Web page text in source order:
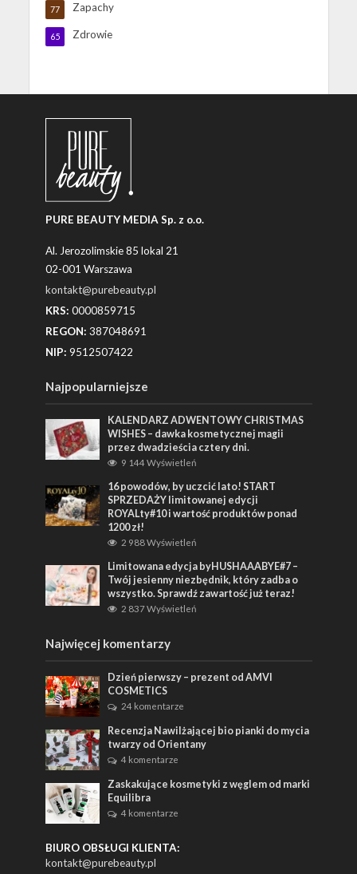
Zapachy
77
Zdrowie
65
PURE BEAUTY MEDIA Sp. z o.o.
Al. Jerozolimskie 85 lokal 21
02-001 Warszawa
kontakt@purebeauty.pl
KRS: 0000859715
REGON: 387048691
NIP: 9512507422
Najpopularniejsze
KALENDARZ ADWENTOWY CHRISTMAS
WISHES – dawka kosmetycznej magii
przez dwadzieścia cztery dni.
9 144 Wyświetleń
16 powodów, by uczcić lato! START
SPRZEDAŻY limitowanej edycji
ROYALty#10 i wartość produktów ponad
1200 zł!
2 988 Wyświetleń
Limitowana edycja byHUSHAAABYE#7 –
Twój jesienny niezbędnik, który zadba o
wszystko. Sprawdź zawartość już teraz!
2 837 Wyświetleń
Najwięcej komentarzy
Dzień pierwszy – prezent od AMVI
COSMETICS
24 komentarze
Recenzja Nawilżającej bio pianki do mycia
twarzy od Orientany
4 komentarze
Zaskakujące kosmetyki z węglem od marki
Equilibra
4 komentarze
BIURO OBSŁUGI KLIENTA:
kontakt@purebeauty.pl